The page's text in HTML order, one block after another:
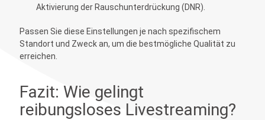
Aktivierung der Rauschunterdrückung (DNR).
Passen Sie diese Einstellungen je nach spezifischem
Standort und Zweck an, um die bestmögliche Qualität zu
erreichen.
Fazit: Wie gelingt
reibungsloses Livestreaming?